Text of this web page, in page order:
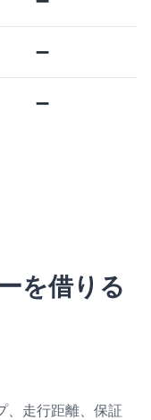
➖
➖
を借りる
、走行距離、保証